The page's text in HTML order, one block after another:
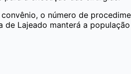
o número de
de Lajeado manterá a